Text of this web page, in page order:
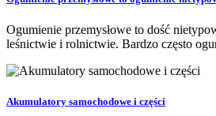
Ogumienie przemysłowe to dość
leśnictwie i rolnictwie. Bardzo często
Akumulatory samochodowe i części